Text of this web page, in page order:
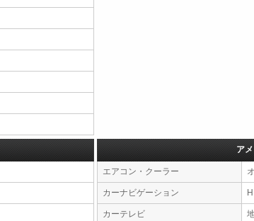
ア
エアコン・クーラー
カーナビゲーション
カーテレビ